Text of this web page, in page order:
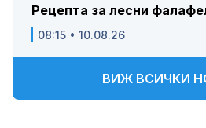
Рецепта за лесни
08:15 • 10.08.26
ВИЖ ВСИЧКИ